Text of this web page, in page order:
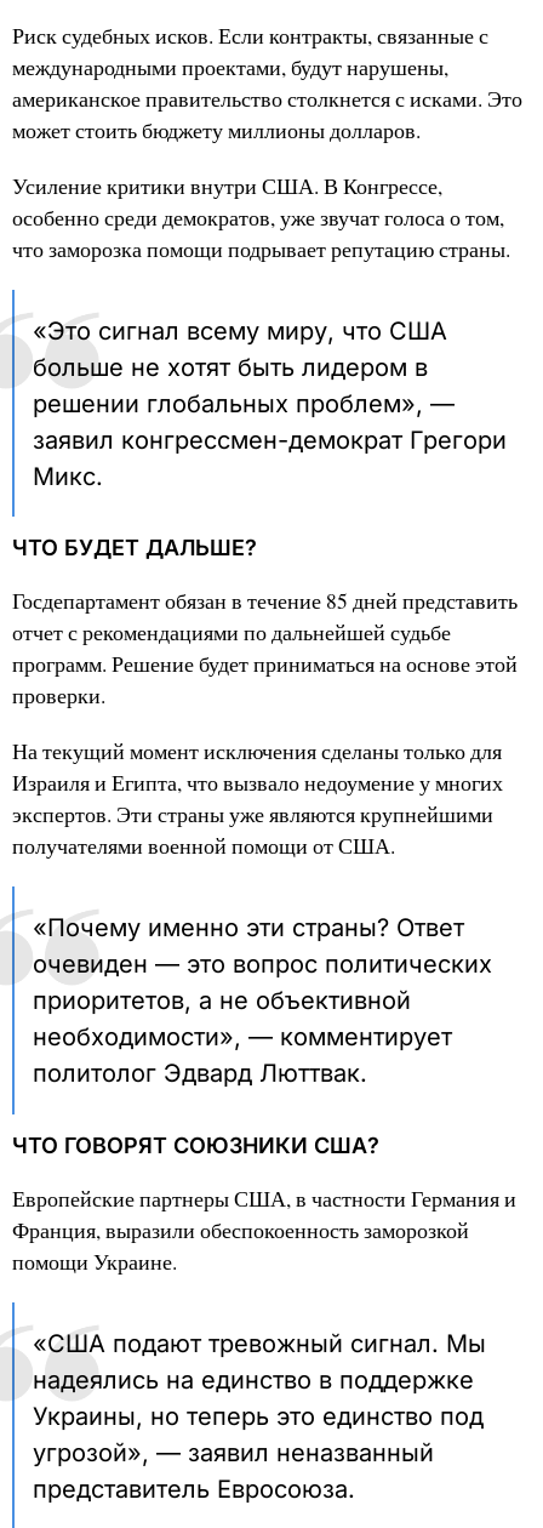
Риск судебных исков. Если контракты, связанные с
международными проектами, будут нарушены,
американское правительство столкнется с исками. Это
может стоить бюджету миллионы долларов.
Усиление критики внутри США. В Конгрессе,
особенно среди демократов, уже звучат голоса о том,
что заморозка помощи подрывает репутацию страны.
«Это сигнал всему миру, что США
больше не хотят быть лидером в
решении глобальных проблем», —
заявил конгрессмен-демократ Грегори
Микс.
ЧТО БУДЕТ ДАЛЬШЕ?
Госдепартамент обязан в течение 85 дней представить
отчет с рекомендациями по дальнейшей судьбе
программ. Решение будет приниматься на основе этой
проверки.
На текущий момент исключения сделаны только для
Израиля и Египта, что вызвало недоумение у многих
экспертов. Эти страны уже являются крупнейшими
получателями военной помощи от США.
«Почему именно эти страны? Ответ
очевиден — это вопрос политических
приоритетов, а не объективной
необходимости», — комментирует
политолог Эдвард Люттвак.
ЧТО ГОВОРЯТ СОЮЗНИКИ США?
Европейские партнеры США, в частности Германия и
Франция, выразили обеспокоенность заморозкой
помощи Украине.
«США подают тревожный сигнал. Мы
надеялись на единство в поддержке
Украины, но теперь это единство под
угрозой», — заявил неназванный
представитель Евросоюза.